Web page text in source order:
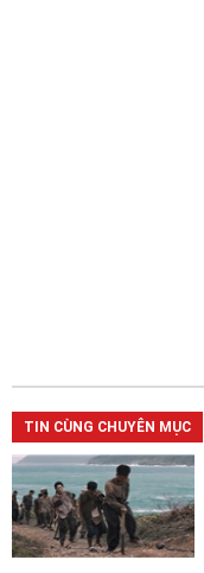
TIN CÙNG CHUYÊN MỤC